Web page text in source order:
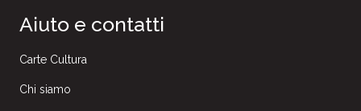
Aiuto e contatti
Carte Cultura
Chi siamo